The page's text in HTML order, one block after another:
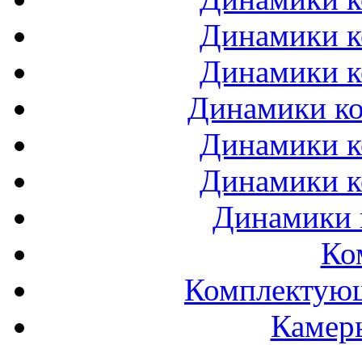
Динамики
Динамики
Динамики
Динамики
Динамики
Динамики